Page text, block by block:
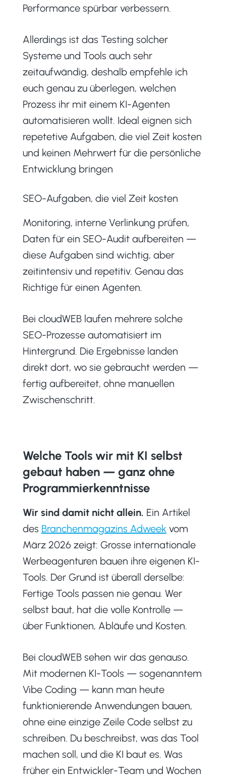
Performance spürbar verbessern.
Allerdings ist das Testing solcher
Systeme und Tools auch sehr
zeitaufwändig, deshalb empfehle ich
euch genau zu überlegen, welchen
Prozess ihr mit einem KI-Agenten
automatisieren wollt. Ideal eignen sich
repetetive Aufgaben, die viel Zeit kosten
und keinen Mehrwert für die persönliche
Entwicklung bringen
SEO-Aufgaben, die viel Zeit kosten
Monitoring, interne Verlinkung prüfen,
Daten für ein SEO-Audit aufbereiten —
diese Aufgaben sind wichtig, aber
zeitintensiv und repetitiv. Genau das
Richtige für einen Agenten.
Bei cloudWEB laufen mehrere solche
SEO-Prozesse automatisiert im
Hintergrund. Die Ergebnisse landen
direkt dort, wo sie gebraucht werden —
fertig aufbereitet, ohne manuellen
Zwischenschritt.
Welche Tools wir mit KI selbst
gebaut haben — ganz ohne
Programmierkenntnisse
Wir sind damit nicht allein. Ein Artikel
des Branchenmagazins Adweek vom
März 2026 zeigt: Grosse internationale
Werbeagenturen bauen ihre eigenen KI-
Tools. Der Grund ist überall derselbe:
Fertige Tools passen nie genau. Wer
selbst baut, hat die volle Kontrolle —
über Funktionen, Abläufe und Kosten.
Bei cloudWEB sehen wir das genauso.
Mit modernen KI-Tools — sogenanntem
Vibe Coding — kann man heute
funktionierende Anwendungen bauen,
ohne eine einzige Zeile Code selbst zu
schreiben. Du beschreibst, was das Tool
machen soll, und die KI baut es. Was
früher ein Entwickler-Team und Wochen